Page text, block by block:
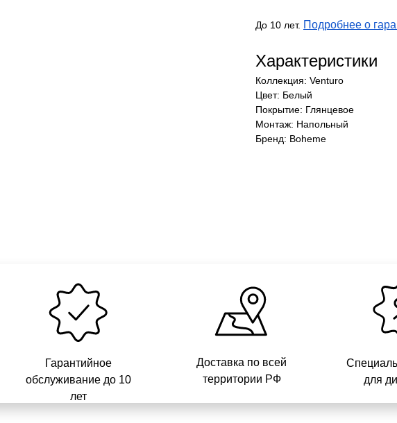
До 10 лет. Подробнее о
Характеристики
Коллекция: Venturo
Цвет: Белый
Покрытие: Глянцевое
Монтаж: Напольный
Бренд: Boheme
Доставка по всей
территории РФ
Гарантийное
обслуживание до 10
лет
для